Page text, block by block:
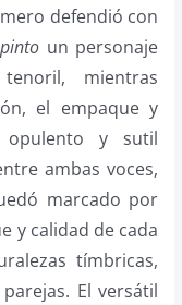
defendió con
un personaje
mientras
el empaque y
y sutil
ambas voces,
marcado por
y calidad de cada
tímbricas,
El versátil